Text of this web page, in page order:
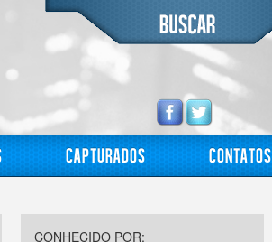
Capturados Contatos
CONHECIDO POR: